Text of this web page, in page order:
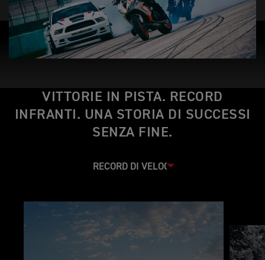
VITTORIE IN PISTA. RECORD
INFRANTI. UNA STORIA DI SUCCESSI
SENZA FINE.